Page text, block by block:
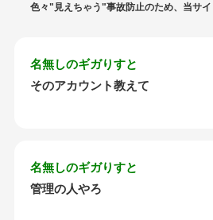
色々"見えちゃう"事故防止のため、当サ
名無しのギガりすと
そのアカウント教えて
名無しのギガりすと
管理の人やろ